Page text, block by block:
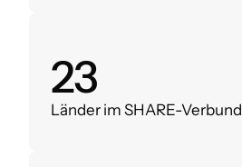
28
Länder im SHARE-Verbund